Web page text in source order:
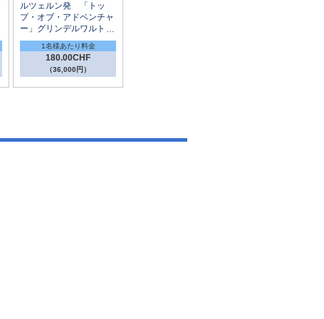
ルツェルン発 「トッ
プ・オブ・アドベンチャ
ー」グリンデルワルト・
フィルスト 1日観光
1名様あたり料金
180.00CHF
（36,000円）